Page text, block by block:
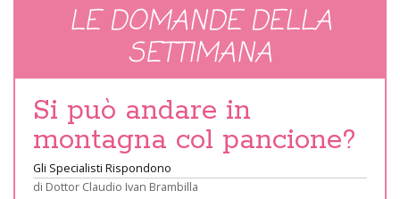
LE DOMANDE DELLA
SETTIMANA
Si può andare in
montagna col pancione?
Gli Specialisti Rispondono
di Dottor Claudio Ivan Brambilla